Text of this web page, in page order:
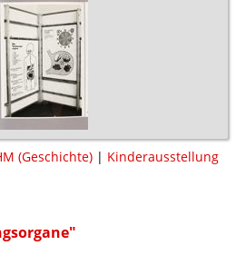
(Geschichte) | Kinderausstellung